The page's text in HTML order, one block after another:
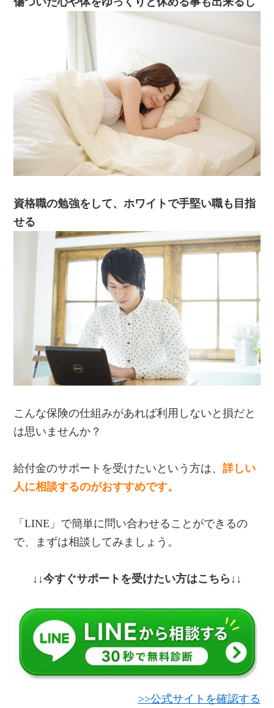
資格職の勉強をして、ホワイトで手堅い職も目指
せる
こんな保険の仕組みがあれば利用しないと損だと
は思いませんか？
給付金のサポートを受けたいという方は、詳しい
人に相談するのがおすすめです。
「LINE」で簡単に問い合わせることができるの
で、まずは相談してみましょう。
↓↓今すぐサポートを受けたい方はこちら↓↓
>>公式サイトを確認する